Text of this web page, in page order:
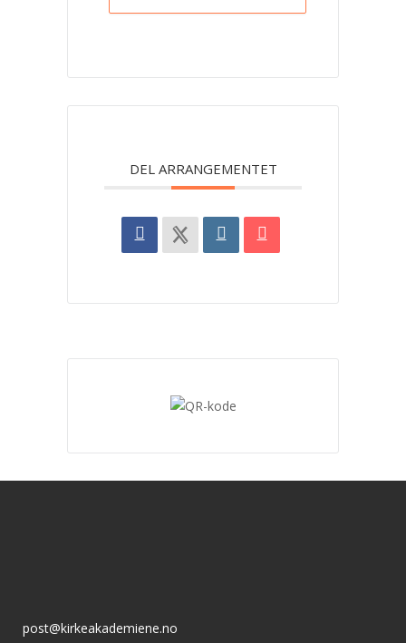
DEL ARRANGEMENTET
post@kirkeakademiene.no